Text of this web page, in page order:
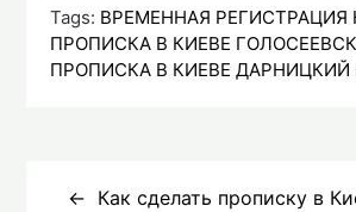
Tags: ВРЕМЕННАЯ РЕГИСТРАЦИЯ
ПРОПИСКА В КИЕВЕ
ПРОПИСКА В КИЕВЕ ДАРНИЦКИЙ
Как сделать прописку в